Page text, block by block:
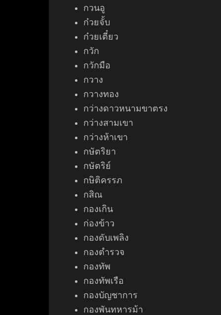
กวนอู
ก๋วยจั้บ
ก๋วยเตี๋ยว
กวัก
กวักมือ
กวาง
กวางทอง
กว่างดาวหนามขาตรง
กว่างสามเขา
กว่างห้าเขา
กษัตริยา
กษัตริย์
กษิติครรภ
กสิณ
กองเกิน
ก่องข้าว
กองดับเพลิง
กองตำรวจ
กองทัพ
กองทัพเรือ
กองบัญชาการ
กองพันทหารม้า